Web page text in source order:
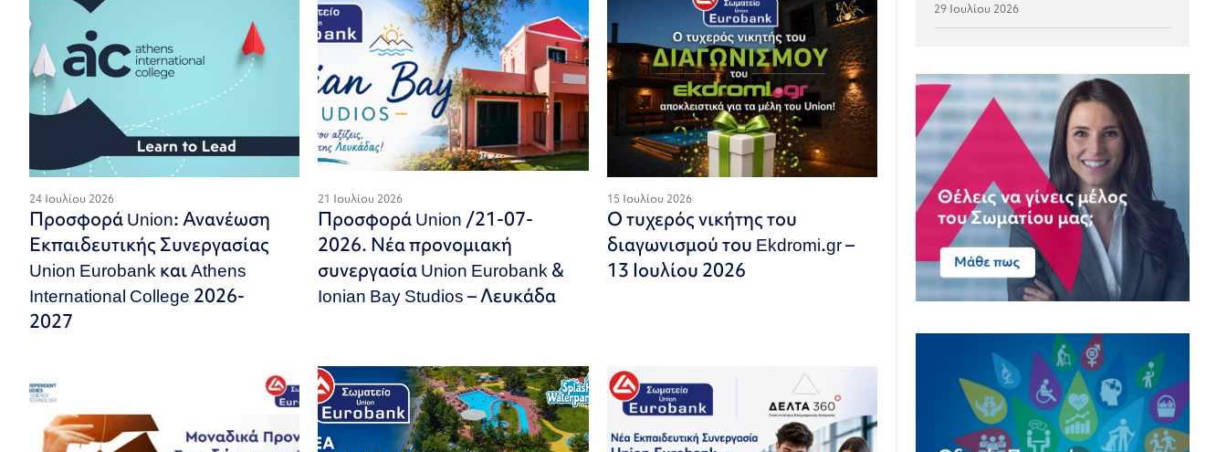
24 Ιουλίου 2026
Προσφορά Union: Ανανέωση
Εκπαιδευτικής Συνεργασίας
Union Eurobank και Athens
International College 2026-
2027
21 Ιουλίου 2026
Προσφορά Union /21-07-
2026. Νέα προνομιακή
συνεργασία Union Eurobank &
Ionian Bay Studios – Λευκάδα
15 Ιουλίου 2026
Ο τυχερός νικήτης του
διαγωνισμού του Ekdromi.gr –
13 Ιουλίου 2026
29 Ιουλίου 2026